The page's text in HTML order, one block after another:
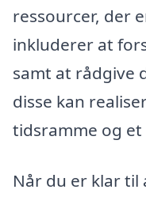
ressourcer, der
inkluderer at
samt at rådgive
disse kan
tidsramme og
Når du er klar til